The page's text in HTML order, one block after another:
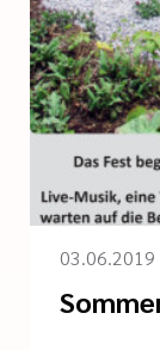
03.06.2019